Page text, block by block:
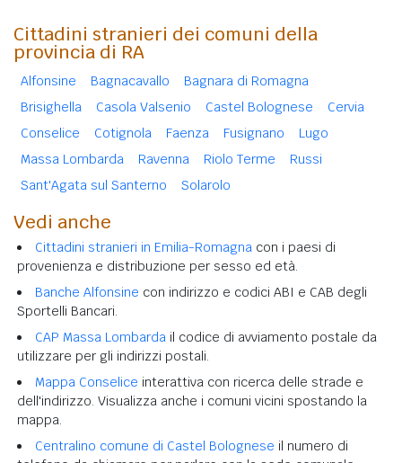
Cittadini stranieri dei comuni della
provincia di RA
Alfonsine Bagnacavallo
Bagnara di Romagna
Brisighella
Casola Valsenio Castel Bolognese
Cervia
Conselice
Cotignola Faenza Fusignano
Lugo
Massa Lombarda
Ravenna Riolo Terme
Russi
Sant'Agata sul Santerno
Solarolo
Vedi anche
Cittadini stranieri in Emilia-Romagna con i paesi di
provenienza e distribuzione per sesso ed età.
Banche Alfonsine con indirizzo e codici ABI e CAB degli
Sportelli Bancari.
CAP Massa Lombarda il codice di avviamento postale da
utilizzare per gli indirizzi postali.
Mappa Conselice interattiva con ricerca delle strade e
dell'indirizzo. Visualizza anche i comuni vicini spostando la
mappa.
Centralino comune di Castel Bolognese il numero di